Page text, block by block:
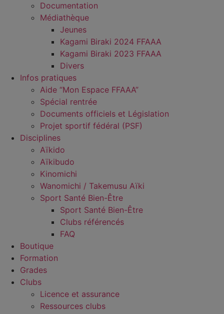
Documentation
Médiathèque
Jeunes
Kagami Biraki 2024 FFAAA
Kagami Biraki 2023 FFAAA
Divers
Infos pratiques
Aide “Mon Espace FFAAA”
Spécial rentrée
Documents officiels et Législation
Projet sportif fédéral (PSF)
Disciplines
Aïkido
Aïkibudo
Kinomichi
Wanomichi / Takemusu Aïki
Sport Santé Bien-Être
Sport Santé Bien-Être
Clubs référencés
FAQ
Boutique
Formation
Grades
Clubs
Licence et assurance
Ressources clubs